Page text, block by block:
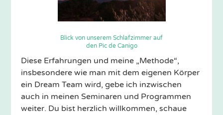
Blick von unserem Schlafzimmer auf
den Pic de Canigo
Diese Erfahrungen und meine „Methode“,
insbesondere wie man mit dem eigenen Körper
ein Dream Team wird, gebe ich inzwischen
auch in meinen Seminaren und Programmen
weiter. Du bist herzlich willkommen, schaue